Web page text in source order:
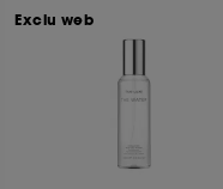
Exclu web